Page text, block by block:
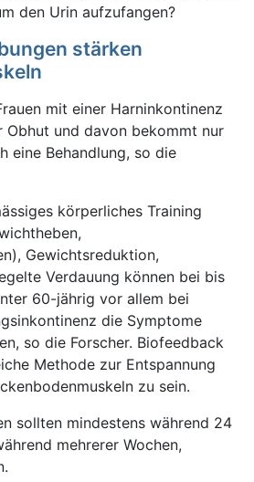
den Urin aufzufangen?
stärken
mit einer Harninkontinenz
Obhut und davon bekommt nur
eine Behandlung, so die
körperliches Training
Gewichtsreduktion,
Verdauung können bei bis
60-jährig vor allem bei
die Symptome
so die Forscher. Biofeedback
Methode zur Entspannung
zu sein.
sollten mindestens während 24
mehrerer Wochen,